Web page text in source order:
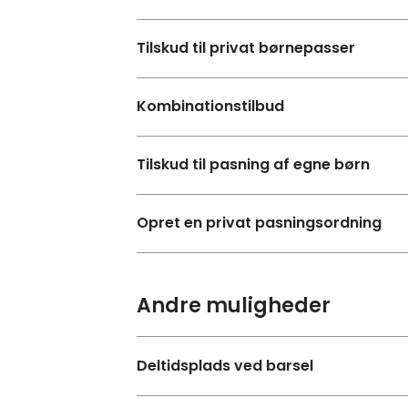
Tilskud til privat børnepasser
Kombinationstilbud
Tilskud til pasning af egne børn
Opret en privat pasningsordning
Andre muligheder
Deltidsplads ved barsel